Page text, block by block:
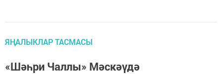
ЯҢАЛЫКЛАР ТАСМАСЫ
«Шәһри Чаллы» Мәскәүдә